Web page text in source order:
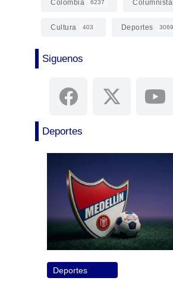
Colombia 6237
Cultura 403 Deportes 3069
Siguenos
Deportes
Deportes